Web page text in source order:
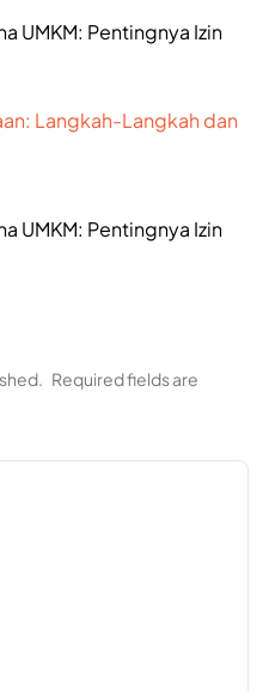
UMKM: Pentingnya Izin
Langkah-Langkah dan
UMKM: Pentingnya Izin
Required fields are